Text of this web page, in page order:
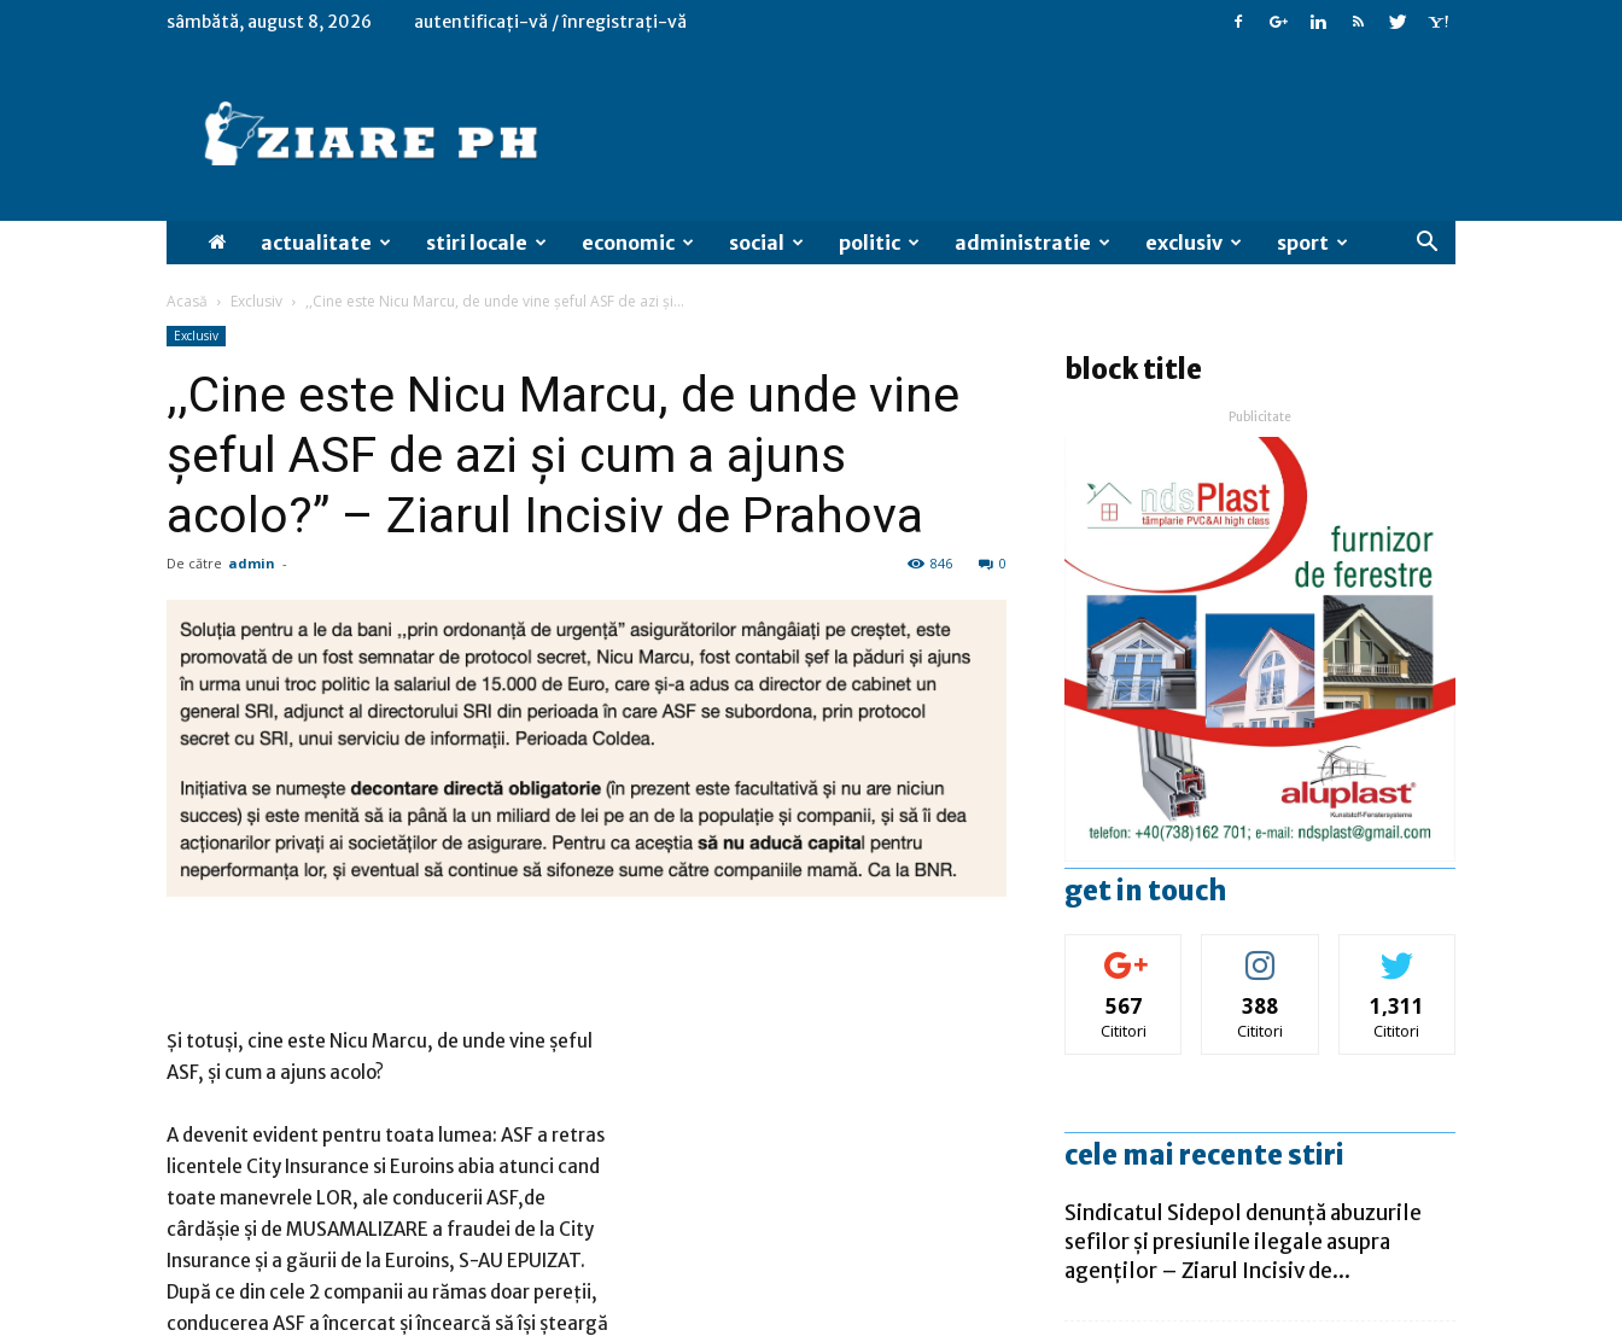
sâmbătă, august 8, 2026 autentificați-vă / înregistrați-vă
actualitate stiri locale economic social politic administratie exclusiv sport
Acasă Exclusiv ,,Cine este Nicu Marcu, de unde vine șeful ASF de azi și...
Exclusiv
,,Cine este Nicu Marcu, de unde vine
șeful ASF de azi și cum a ajuns
acolo?” – Ziarul Incisiv de Prahova
De către admin - 0
846
Și totuși, cine este Nicu Marcu, de unde vine șeful
ASF, și cum a ajuns acolo?
A devenit evident pentru toata lumea: ASF a retras
licentele City Insurance si Euroins abia atunci cand
toate manevrele LOR, ale conducerii ASF,de
cârdășie și de MUSAMALIZARE a fraudei de la City
Insurance și a găurii de la Euroins, S-AU EPUIZAT.
După ce din cele 2 companii au rămas doar pereții,
conducerea ASF a încercat și încearcă să își șteargă
block title
Publicitate
get in touch
567
Cititori
388
Cititori
1,311
Cititori
cele mai recente stiri
Sindicatul Sidepol denunță abuzurile
sefilor și presiunile ilegale asupra
agenților – Ziarul Incisiv de...